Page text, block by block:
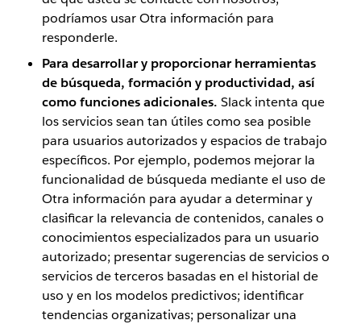
podríamos usar Otra información para
responderle.
Para desarrollar y proporcionar herramientas
de búsqueda, formación y productividad, así
como funciones adicionales. Slack intenta que
los servicios sean tan útiles como sea posible
para usuarios autorizados y espacios de trabajo
específicos. Por ejemplo, podemos mejorar la
funcionalidad de búsqueda mediante el uso de
Otra información para ayudar a determinar y
clasificar la relevancia de contenidos, canales o
conocimientos especializados para un usuario
autorizado; presentar sugerencias de servicios o
servicios de terceros basadas en el historial de
uso y en los modelos predictivos; identificar
tendencias organizativas; personalizar una